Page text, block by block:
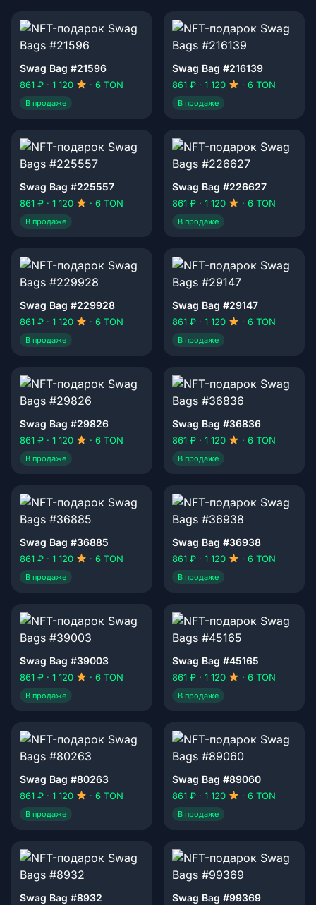
Swag Bag #21596
861 ₽ · 1 120 · 6 TON
В продаже
Swag Bag #216139
861 ₽ · 1 120 · 6 TON
В продаже
Swag Bag #225557
861 ₽ · 1 120 · 6 TON
В продаже
Swag Bag #226627
861 ₽ · 1 120 · 6 TON
В продаже
Swag Bag #229928
861 ₽ · 1 120 · 6 TON
В продаже
Swag Bag #29147
861 ₽ · 1 120 · 6 TON
В продаже
Swag Bag #29826
861 ₽ · 1 120 · 6 TON
В продаже
Swag Bag #36836
861 ₽ · 1 120 · 6 TON
В продаже
Swag Bag #36885
861 ₽ · 1 120 · 6 TON
В продаже
Swag Bag #36938
861 ₽ · 1 120 · 6 TON
В продаже
Swag Bag #39003
861 ₽ · 1 120 · 6 TON
В продаже
Swag Bag #45165
861 ₽ · 1 120 · 6 TON
В продаже
Swag Bag #80263
861 ₽ · 1 120 · 6 TON
В продаже
Swag Bag #89060
861 ₽ · 1 120 · 6 TON
В продаже
Swag Bag #8932 Swag Bag #99369